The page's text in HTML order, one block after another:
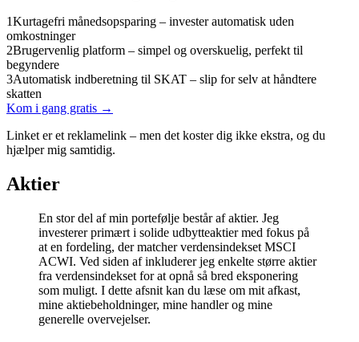
1Kurtagefri månedsopsparing – invester automatisk uden
omkostninger
2Brugervenlig platform – simpel og overskuelig, perfekt til
begyndere
3Automatisk indberetning til SKAT – slip for selv at håndtere
skatten
Kom i gang gratis →
Linket er et reklamelink – men det koster dig ikke ekstra, og du
hjælper mig samtidig.
Aktier
En stor del af min portefølje består af aktier. Jeg
investerer primært i solide udbytteaktier med fokus på
at en fordeling, der matcher verdensindekset MSCI
ACWI. Ved siden af inkluderer jeg enkelte større aktier
fra verdensindekset for at opnå så bred eksponering
som muligt. I dette afsnit kan du læse om mit afkast,
mine aktiebeholdninger, mine handler og mine
generelle overvejelser.